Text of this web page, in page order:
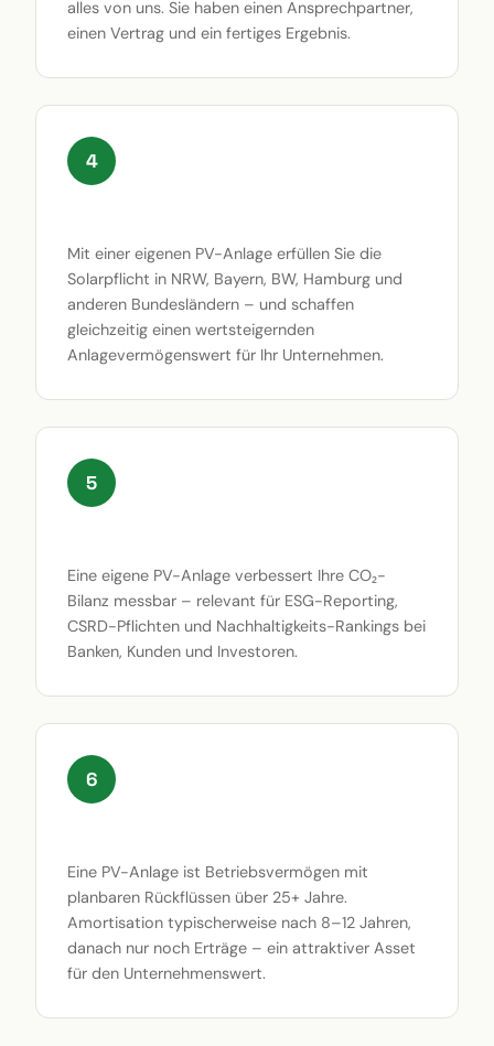
alles von uns. Sie haben einen Ansprechpartner,
einen Vertrag und ein fertiges Ergebnis.
4
Mit einer eigenen PV-Anlage erfüllen Sie die
Solarpflicht in NRW, Bayern, BW, Hamburg und
anderen Bundesländern – und schaffen
gleichzeitig einen wertsteigernden
Anlagevermögenswert für Ihr Unternehmen.
5
Eine eigene PV-Anlage verbessert Ihre CO₂-
Bilanz messbar – relevant für ESG-Reporting,
CSRD-Pflichten und Nachhaltigkeits-Rankings bei
Banken, Kunden und Investoren.
6
Eine PV-Anlage ist Betriebsvermögen mit
planbaren Rückflüssen über 25+ Jahre.
Amortisation typischerweise nach 8–12 Jahren,
danach nur noch Erträge – ein attraktiver Asset
für den Unternehmenswert.